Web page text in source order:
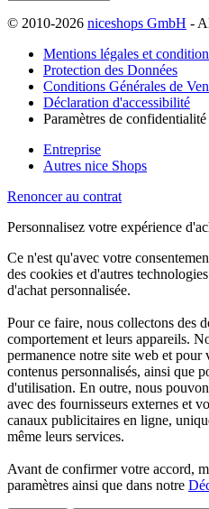
© 2010-2026 niceshops GmbH -
Mentions légales et
Protection des Données
Conditions Générales de
Déclaration d'accessibilité
Paramètres de confidentialité
Entreprise
Autres nice Shops
Renoncer au contrat
Personnalisez votre expérience
Ce n'est qu'avec votre
des cookies et d'autres
d'achat personnalisée.
Pour ce faire, nous collectons des
comportement et leurs appareils.
permanence notre site web et pour
contenus personnalisés, ainsi que
d'utilisation. En outre, nous
avec des fournisseurs externes et
canaux publicitaires en ligne,
même leurs services.
Avant de confirmer votre accord,
paramètres ainsi que dans notre